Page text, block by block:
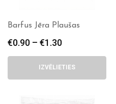
Barfus Jēra Plaušas
€0.90 – €1.30
range:
€0.90
through
IZVĒLIETIES